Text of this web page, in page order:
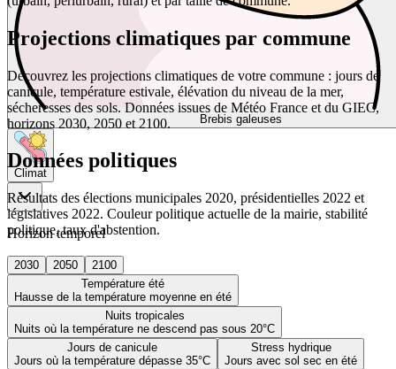
Brebis galeuses
Climat
Horizon temporel
2030 2050
2100
Température été
Hausse de la température moyenne en été
Nuits tropicales
Nuits où la température ne descend pas sous 20°C
Jours de canicule
Jours où la température dépasse 35°C
Stress hydrique
Jours avec sol sec en été
Projections climatiques par commune
Découvrez les projections climatiques de votre commune : jours de
canicule, température estivale, élévation du niveau de la mer,
sécheresses des sols. Données issues de Météo France et du GIEC,
horizons 2030, 2050 et 2100.
Données politiques
Résultats des élections municipales 2020, présidentielles 2022 et
législatives 2022. Couleur politique actuelle de la mairie, stabilité
politique, taux d'abstention.